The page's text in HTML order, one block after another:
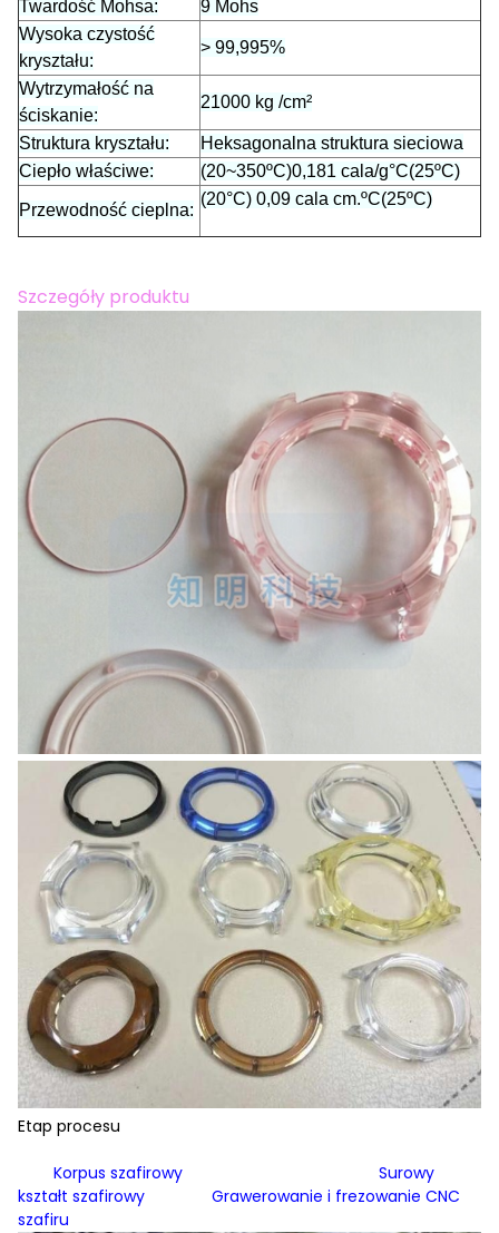
Twardość Mohsa:
9 Mohs
Wysoka czystość
kryształu:
> 99,995%
Wytrzymałość na
ściskanie:
21000 kg /cm²
Struktura kryształu:
Heksagonalna struktura sieciowa
Ciepło właściwe:
(20~350ºC)0,181 cala/g°C(25ºC)
Przewodność cieplna:
(20°C) 0,09 cala cm.ºC(25ºC)
Szczegóły produktu
Etap procesu
Korpus szafirowy Surowy
kształt szafirowy Grawerowanie i frezowanie CNC
szafiru